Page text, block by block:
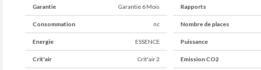
Dans le cadre de notre activité d’intermédiation automobile, des honoraires
charge de l’acquéreur :
Incluant :
• Préparation complète du véhicule
Garantie Garantie 6 Mois
Consommation nc
Energie ESSENCE
Crit'air Crit'air 2
Rapports
Nombre de places
Puissance
Emission CO2